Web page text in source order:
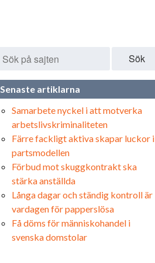
Sök
Senaste artiklarna
Samarbete nyckel i att motverka
arbetslivskriminaliteten
Färre fackligt aktiva skapar luckor i
partsmodellen
Förbud mot skuggkontrakt ska
stärka anställda
Långa dagar och ständig kontroll är
vardagen för papperslösa
Få döms för människohandel i
svenska domstolar